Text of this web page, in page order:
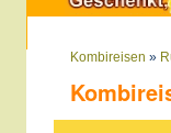
Kombireisen »